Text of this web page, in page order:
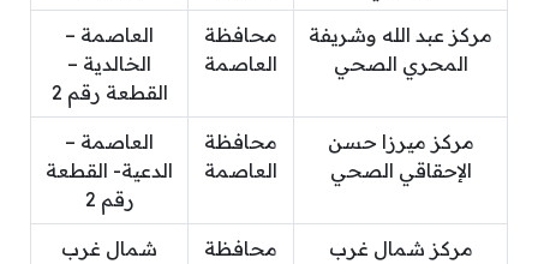
مركز عبد الله وشريفة
المحري الصحي
محافظة
العاصمة
العاصمة –
الخالدية –
القطعة رقم 2
مركز ميرزا حسن
الإحقاقي الصحي
محافظة
العاصمة
العاصمة –
الدعية- القطعة
رقم 2
مركز شمال غرب
محافظة
شمال غرب